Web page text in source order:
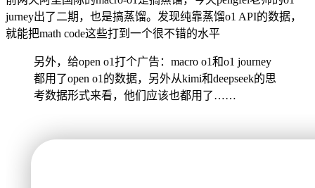
jurney出了二期，也是搞蒸馏。发现纯靠蒸馏o1 API的数据，
就能把math code这些打到一个很不错的水平
另外，给open o1打个广告：macro o1和o1 journey
都用了open o1的数据，另外从kimi和deepseek的思
考数据形式来看，他们应该也都用了……